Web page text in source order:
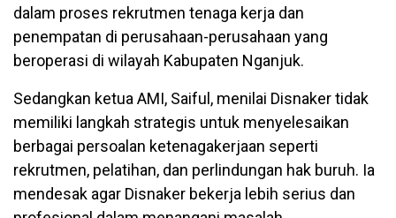
dalam proses rekrutmen tenaga kerja dan
penempatan di perusahaan-perusahaan yang
beroperasi di wilayah Kabupaten Nganjuk.
Sedangkan ketua AMI, Saiful, menilai Disnaker tidak
memiliki langkah strategis untuk menyelesaikan
berbagai persoalan ketenagakerjaan seperti
rekrutmen, pelatihan, dan perlindungan hak buruh. Ia
mendesak agar Disnaker bekerja lebih serius dan